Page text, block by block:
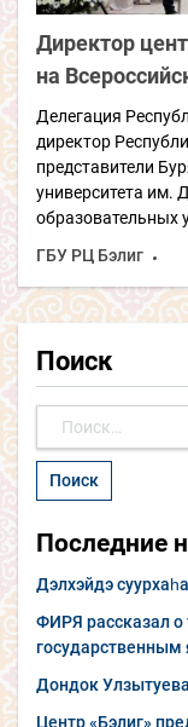
Директор
на
Делегация
директор
представители
университета им.
образовательных
ГБУ РЦ Бэлиг
Поиск
Найти:
Последние
Дэлхэйдэ
ФИРЯ рассказал
Дондок
Центр «Бэлиг»